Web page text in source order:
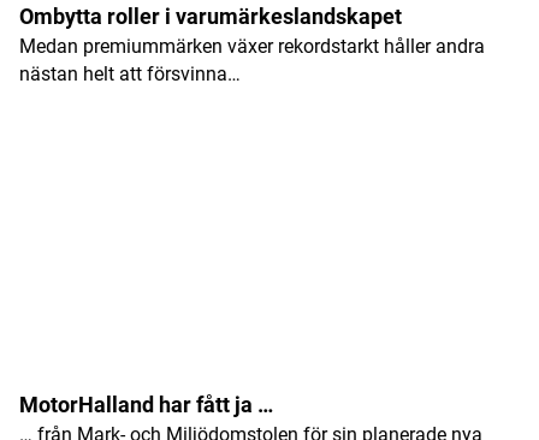
Ombytta roller i varumärkeslandskapet
Medan premiummärken växer rekordstarkt håller andra
nästan helt att försvinna…
MotorHalland har fått ja …
… från Mark- och Miljödomstolen för sin planerade nya